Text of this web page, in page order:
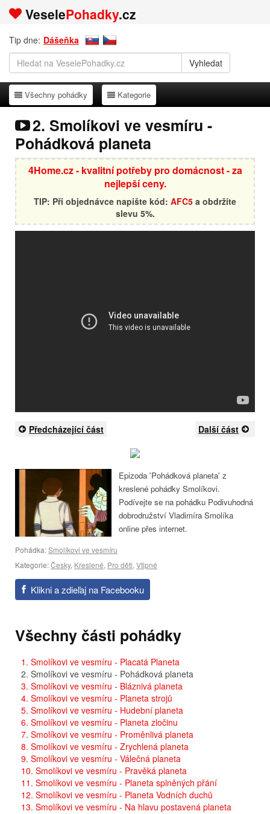
VeselePohadky.cz
Tip dne: Dášeňka
Všechny pohádky
Všechny pohádky Kategorie
Kategorie
2. Smolíkovi ve vesmíru -
Pohádková planeta
4Home.cz - kvalitní potřeby pro domácnost - za
nejlepší ceny.
TIP: Při objednávce napište kód: AFC5 a obdržíte
slevu 5%.
Předcházející část Další část
Epizoda 'Pohádková planeta' z
kreslené pohádky Smolíkovi.
Podívejte se na pohádku Podivuhodná
dobrodružství Vladimíra Smolíka
online přes internet.
Pohádka:Smolíkovi ve vesmíru
Kategorie:Česky, Kreslené, Pro děti, Vtipné
Klikni a zdieľaj na Facebooku
Všechny části pohádky
1. Smolíkovi ve vesmíru - Placatá Planeta
2. Smolíkovi ve vesmíru - Pohádková planeta
3. Smolíkovi ve vesmíru - Bláznivá planeta
4. Smolíkovi ve vesmíru - Planeta strojů
5. Smolíkovi ve vesmíru - Hudební planeta
6. Smolíkovi ve vesmíru - Planeta zločinu
7. Smolíkovi ve vesmíru - Proměnlivá planeta
8. Smolíkovi ve vesmíru - Zrychlená planeta
9. Smolíkovi ve vesmíru - Válečná planeta
10. Smolíkovi ve vesmíru - Pravěká planeta
11. Smolíkovi ve vesmíru - Planeta splněných přání
12. Smolíkovi ve vesmíru - Planeta Vodních duchů
13. Smolíkovi ve vesmíru - Na hlavu postavená planeta